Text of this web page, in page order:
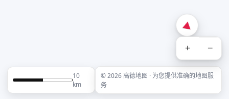
+ −
10
km
© 2026 高德地图 · 为您提供准确的地图服
务